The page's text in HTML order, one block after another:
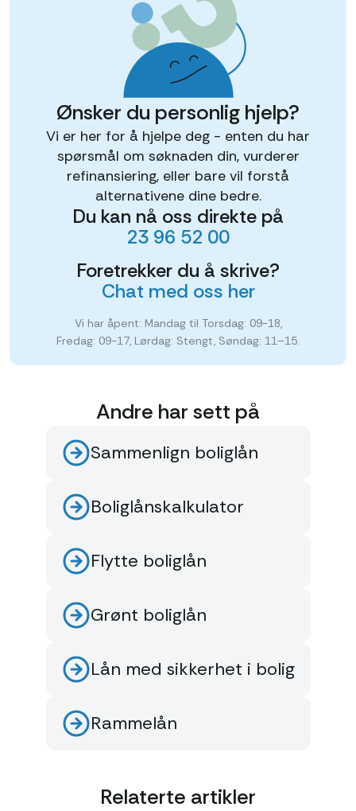
Ønsker du personlig hjelp?
Vi er her for å hjelpe deg - enten du har
spørsmål om søknaden din, vurderer
refinansiering, eller bare vil forstå
alternativene dine bedre.
Du kan nå oss direkte på
23 96 52 00
Foretrekker du å skrive?
Chat med oss her
Vi har åpent: Mandag til Torsdag: 09-18,
Fredag: 09-17, Lørdag: Stengt, Søndag: 11–15.
Andre har sett på
Sammenlign boliglån
Boliglånskalkulator
Flytte boliglån
Grønt boliglån
Lån med sikkerhet i bolig
Rammelån
Relaterte artikler